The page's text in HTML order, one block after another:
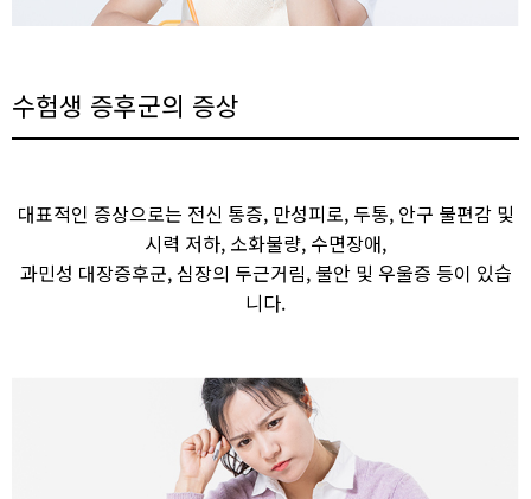
수험생 증후군의 증상​​
대표적인 증상으로는 전신 통증, 만성피로, 두통, 안구 불편감 및
시력 저하, 소화불량, 수면장애,
과민성 대장증후군, 심장의 두근거림, 불안 및 우울증 등이 있습
니다.​